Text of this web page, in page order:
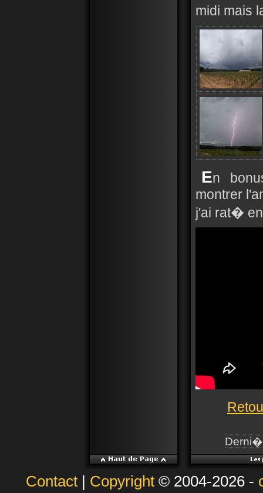
midi mais
En
montrer
j'ai rat�
Contact| Copyright© 2004-2026 -